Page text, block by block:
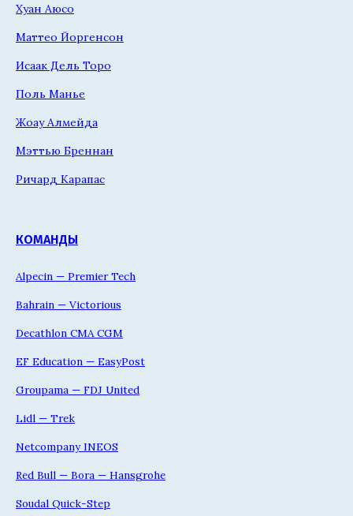
Хуан Аюсо
Маттео Йоргенсон
Исаак Дель Торо
Поль Манье
Жоау Алмейда
Мэттью Бреннан
Ричард Карапас
КОМАНДЫ
Alpecin — Premier Tech
Bahrain — Victorious
Decathlon CMA CGM
EF Education — EasyPost
Groupama — FDJ United
Lidl — Trek
Netcompany INEOS
Red Bull — Bora — Hansgrohe
Soudal Quick-Step